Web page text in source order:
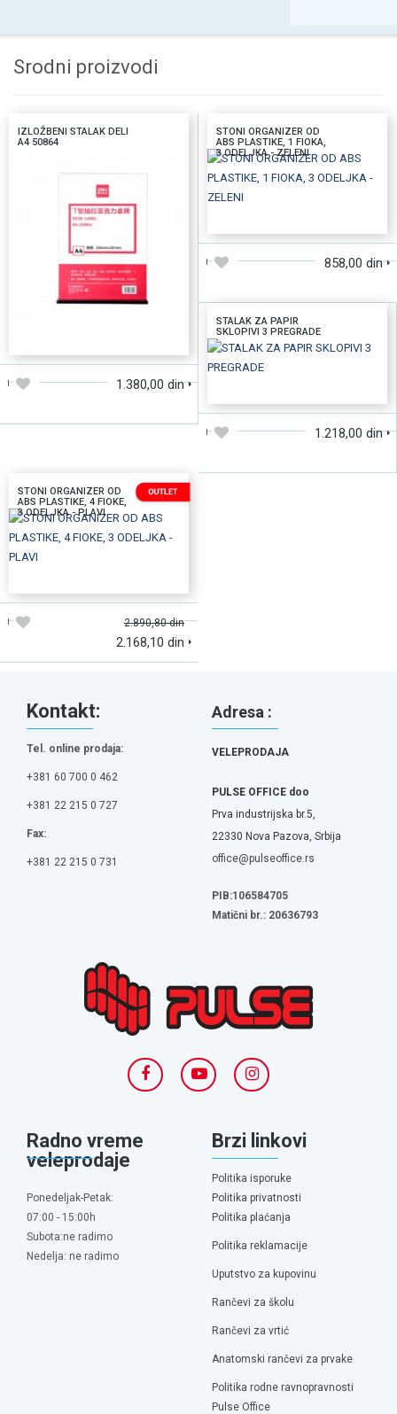
Srodni proizvodi
IZLOŽBENI STALAK DELI
A4 50864
1.380,00 din
STONI ORGANIZER OD
ABS PLASTIKE, 1 FIOKA,
3 ODELJKA - ZELENI
858,00 din
STALAK ZA PAPIR
SKLOPIVI 3 PREGRADE
1.218,00 din
STONI ORGANIZER OD
ABS PLASTIKE, 4 FIOKE,
3 ODELJKA - PLAVI
2.890,80 din
2.168,10 din
Kontakt:
Tel. online prodaja:
+381 60 700 0 462
+381 22 215 0 727
Fax:
+381 22 215 0 731
Adresa :
VELEPRODAJA
PULSE OFFICE doo
Prva industrijska br.5,
22330 Nova Pazova, Srbija
office@pulseoffice.rs
PIB:106584705
Matični br.: 20636793
Radno vreme
veleprodaje
Ponedeljak-Petak:
07:00 - 15:00h
Subota:ne radimo
Nedelja: ne radimo
Brzi linkovi
Politika isporuke
Politika privatnosti
Politika plaćanja
Politika reklamacije
Uputstvo za kupovinu
Rančevi za školu
Rančevi za vrtić
Anatomski rančevi za prvake
Politika rodne ravnopravnosti
Pulse Office